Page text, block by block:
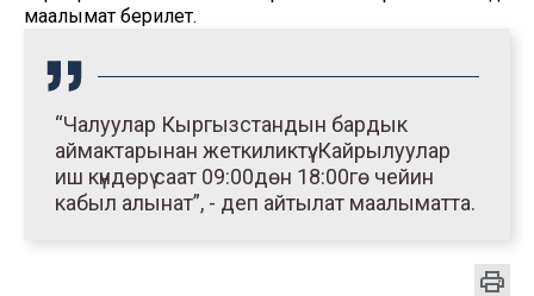
маалымат берилет.
“Чалуулар Кыргызстандын бардык
аймактарынан жеткиликтүү. Кайрылуулар
иш күндөрү саат 09:00дөн 18:00гө чейин
кабыл алынат”, - деп айтылат маалыматта.